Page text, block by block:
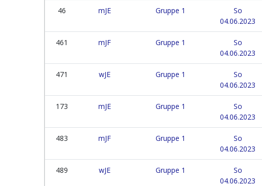
46 mJE Gruppe 1
So
04.06.2023
461 mJF Gruppe 1
So
04.06.2023
471 wJE Gruppe 1
So
04.06.2023
173 mJE Gruppe 1
So
04.06.2023
483 mJF Gruppe 1
So
04.06.2023
489 wJE Gruppe 1
So
04.06.2023